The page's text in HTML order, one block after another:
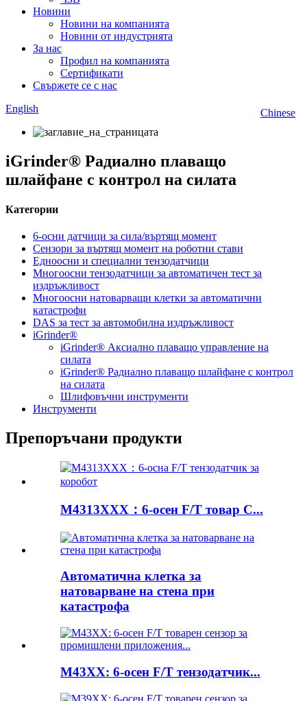
Новини
Новини на компанията
Новини от индустрията
За нас
Профил на компанията
Сертификати
Свържете се с нас
Chinese
English
iGrinder® Радиално плаващо
шлайфане с контрол на силата
Категории
6-осни датчици за сила/въртящ момент
Сензори за въртящ момент на роботни стави
Едноосни и специални тензодатчици
Многоосни тензодатчици за автоматичен тест за
издръжливост
Многоосни натоварващи клетки за автоматични
катастрофи
DAS за тест за автомобилна издръжливост
iGrinder®
iGrinder® Аксиално плаващо управление на
силата
iGrinder® Радиално плаващо шлайфане с контрол
на силата
Шлифовъчни инструменти
Инструменти
Препоръчани продукти
M4313XXX：6-осен F/T товар C...
Автоматична клетка за
натоварване на стена при
катастрофа
M43XX: 6-осен F/T тензодатчик...